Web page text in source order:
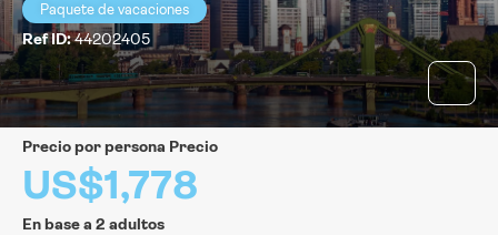
Paquete de vacaciones
Ref ID:44202405
precio por persona Precio
US$1,778
En base a 2 adultos